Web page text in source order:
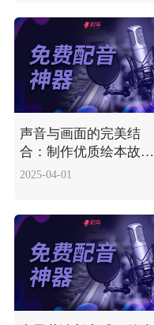
声音与画面的完美结
合：制作优质绘本故事
配音指南
2025-04-01